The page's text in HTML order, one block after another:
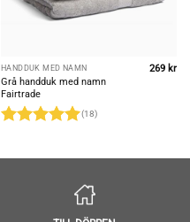
HANDDUK MED NAMN
Grå handduk med namn
Fairtrade
(18)
269kr